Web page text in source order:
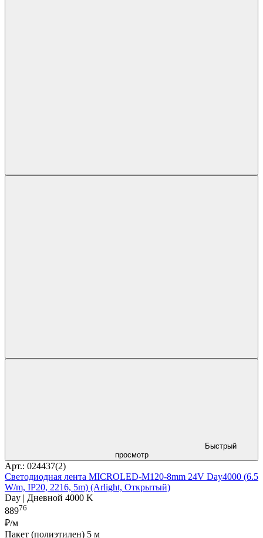
Быстрый
просмотр
Арт.: 024437(2)
Светодиодная лента MICROLED-M120-8mm 24V Day4000 (6.5
W/m, IP20, 2216, 5m) (Arlight, Открытый)
Day | Дневной 4000 K
88976
₽/м
Пакет (полиэтилен) 5 м